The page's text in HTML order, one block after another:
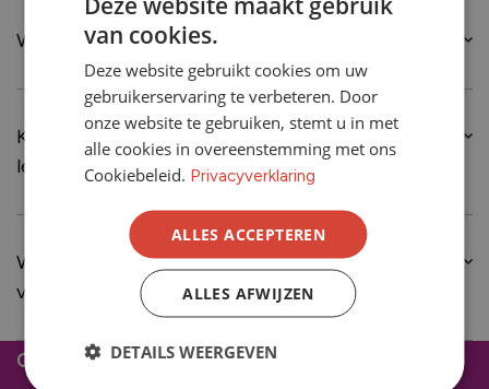
Wat is de Energiebespaarlening?
Kan ik advies op maat krijgen over subsidies en
leningen?
Wat zijn de voordelen van kunststof kozijnen
van Maas-Jacobs?
contact
van cookies.
Deze website gebruikt cookies om uw
gebruikerservaring te verbeteren. Door
onze website te gebruiken, stemt u in met
alle cookies in overeenstemming met ons
Cookiebeleid. Privacyverklaring
ALLES ACCEPTEREN
ALLES AFWIJZEN
DETAILS WEERGEVEN